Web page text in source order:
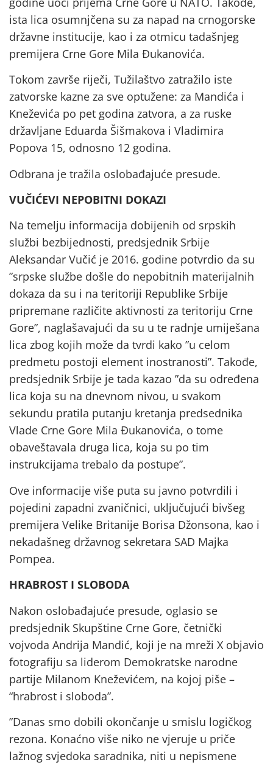
ista lica osumnjčena su za napad na crnogorske
državne institucije, kao i za otmicu tadašnjeg
premijera Crne Gore Mila Đukanovića.
Tokom završe riječi, Tužilaštvo zatražilo iste
zatvorske kazne za sve optužene: za Mandića i
Kneževića po pet godina zatvora, a za ruske
državljane Eduarda Šišmakova i Vladimira
Popova 15, odnosno 12 godina.
Odbrana je tražila oslobađajuće presude.
VUČIĆEVI NEPOBITNI DOKAZI
Na temelju informacija dobijenih od srpskih
službi bezbijednosti, predsjednik Srbije
Aleksandar Vučić je 2016. godine potvrdio da su
”srpske službe došle do nepobitnih materijalnih
dokaza da su i na teritoriji Republike Srbije
pripremane različite aktivnosti za teritoriju Crne
Gore”, naglašavajući da su u te radnje umiješana
lica zbog kojih može da tvrdi kako ”u celom
predmetu postoji element inostranosti”. Takođe,
predsjednik Srbije je tada kazao ”da su određena
lica koja su na dnevnom nivou, u svakom
sekundu pratila putanju kretanja predsednika
Vlade Crne Gore Mila Đukanovića, o tome
obaveštavala druga lica, koja su po tim
instrukcijama trebalo da postupe”.
Ove informacije više puta su javno potvrdili i
pojedini zapadni zvaničnici, uključujući bivšeg
premijera Velike Britanije Borisa Džonsona, kao i
nekadašneg državnog sekretara SAD Majka
Pompea.
HRABROST I SLOBODA
Nakon oslobađajuće presude, oglasio se
predsjednik Skupštine Crne Gore, četnički
vojvoda Andrija Mandić, koji je na mreži X objavio
fotografiju sa liderom Demokratske narodne
partije Milanom Kneževićem, na kojoj piše –
“hrabrost i sloboda”.
”Danas smo dobili okončanje u smislu logičkog
rezona. Konaćno više niko ne vjeruje u priče
lažnog svjedoka saradnika, niti u nepismene